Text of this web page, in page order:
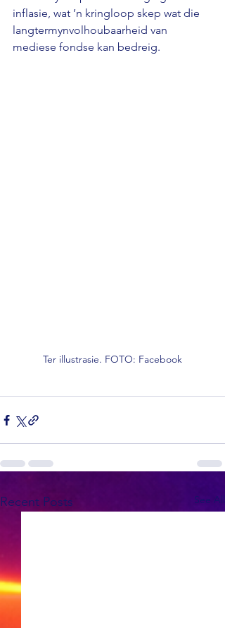
inflasie, wat ’n kringloop skep wat die
langtermynvolhoubaarheid van
mediese fondse kan bedreig.
Ter illustrasie. FOTO: Facebook
Recent Posts See All